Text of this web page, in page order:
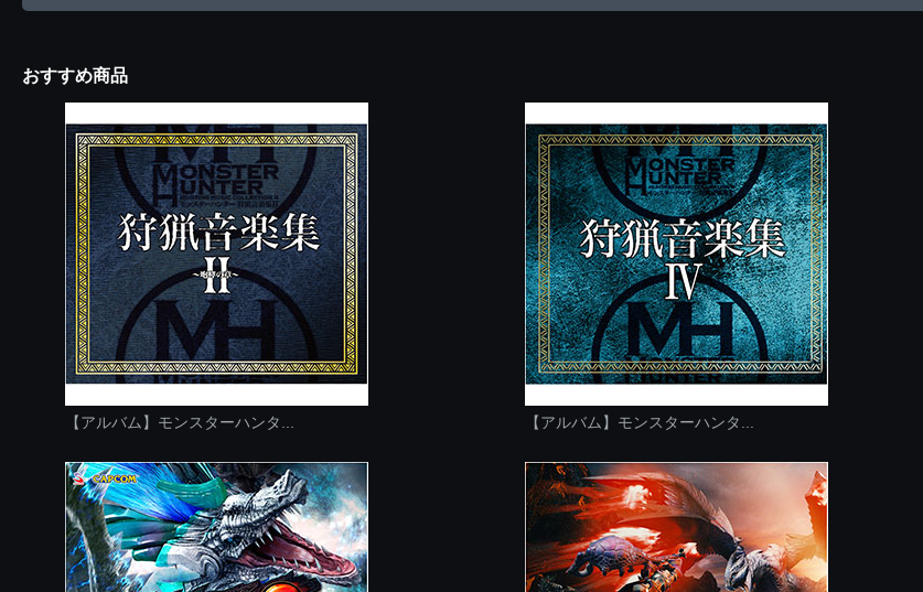
おすすめ商品
【アルバム】モンスターハンタ... 【アルバム】モンスターハンタ...